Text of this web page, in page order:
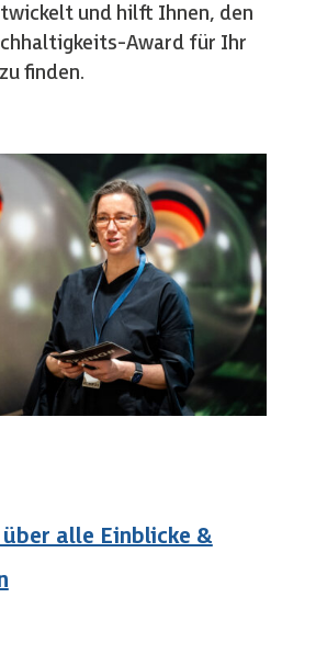
und hilft Ihnen, den
Award für Ihr
finden.
alle Einblicke &